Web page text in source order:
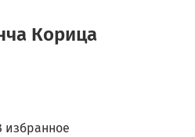
Корица
избранное